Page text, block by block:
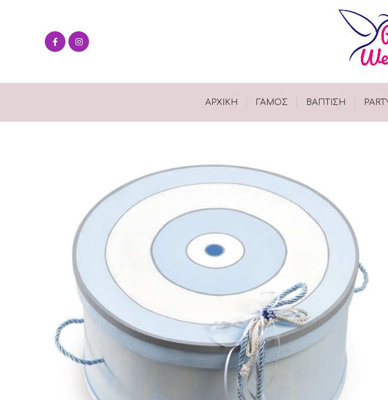
ΑΡΧΙΚΉ ΓΑΜΟΣ ΒΑΠΤΙΣΗ